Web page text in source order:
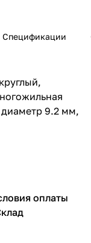
Спецификации
диаметр 9.2 мм,
оплаты